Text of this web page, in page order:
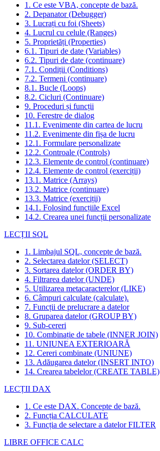
1. Ce este VBA, concepte de bază.
2. Depanator (Debugger)
3. Lucrați cu foi (Sheets)
4. Lucrul cu celule (Ranges)
5. Proprietăți (Properties)
6.1. Tipuri de date (Variables)
6.2. Tipuri de date (continuare)
7.1. Condiții (Conditions)
7.2. Termeni (continuare)
8.1. Bucle (Loops)
8.2. Cicluri (Continuare)
9. Proceduri și funcții
10. Ferestre de dialog
11.1. Evenimente din cartea de lucru
11.2. Evenimente din fișa de lucru
12.1. Formulare personalizate
12.2. Controale (Controls)
12.3. Elemente de control (continuare)
12.4. Elemente de control (exerciții)
13.1. Matrice (Arrays)
13.2. Matrice (continuare)
13.3. Matrice (exerciții)
14.1. Folosind funcțiile Excel
14.2. Crearea unei funcții personalizate
LECȚII SQL
1. Limbajul SQL, concepte de bază.
2. Selectarea datelor (SELECT)
3. Sortarea datelor (ORDER BY)
4. Filtrarea datelor (UNDE)
5. Utilizarea metacaracterelor (LIKE)
6. Câmpuri calculate (calculate).
7. Funcții de prelucrare a datelor
8. Gruparea datelor (GROUP BY)
9. Sub-cereri
10. Combinație de tabele (INNER JOIN)
11. UNIUNEA EXTERIOARĂ
12. Cereri combinate (UNIUNE)
13. Adăugarea datelor (INSERT INTO)
14. Crearea tabelelor (CREATE TABLE)
LECȚII DAX
1. Ce este DAX. Concepte de bază.
2. Funcția CALCULATE
3. Funcția de selectare a datelor FILTER
LIBRE OFFICE CALC